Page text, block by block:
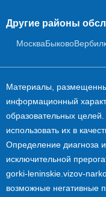
Другие районы
МоскваБыково
Материалы,
информационный
образовательных
использовать их в
Определение диагноза
исключительной
gorki-leninskie.vizov-
возможные негативные